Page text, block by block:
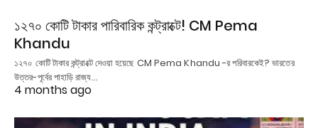
১২৭০ কোটি টাকার পারিবারিক কন্ট্রাক্টে! CM Pema
Khandu
১২৭০ কোটি টাকার কন্ট্রাক্টে দেওয়া হয়েছে CM Pema Khandu -র পরিবারকেই? ভারতের
উত্তর-পূর্বের পাহাড়ি রাজ্য…
4 months ago